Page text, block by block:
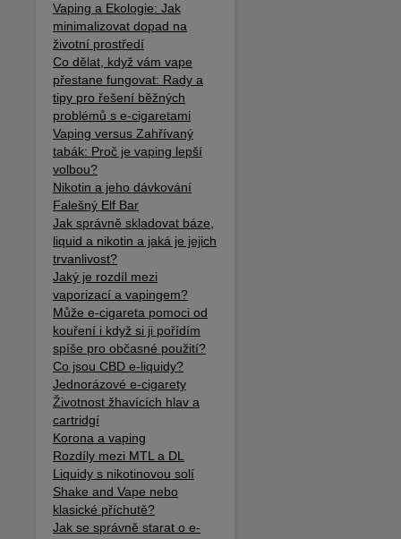
Vaping a Ekologie: Jak
minimalizovat dopad na
životní prostředí
Co dělat, když vám vape
přestane fungovat: Rady a
tipy pro řešení běžných
problémů s e-cigaretami
Vaping versus Zahřívaný
tabák: Proč je vaping lepší
volbou?
Nikotin a jeho dávkování
Falešný Elf Bar
Jak správně skladovat báze,
liquid a nikotin a jaká je jejich
trvanlivost?
Jaký je rozdíl mezi
vaporizací a vapingem?
Může e-cigareta pomoci od
kouření i když si ji pořídím
spíše pro občasné použití?
Co jsou CBD e-liquidy?
Jednorázové e-cigarety
Životnost žhavících hlav a
cartridgí
Korona a vaping
Rozdíly mezi MTL a DL
Liquidy s nikotinovou solí
Shake and Vape nebo
klasické příchutě?
Jak se správně starat o e-